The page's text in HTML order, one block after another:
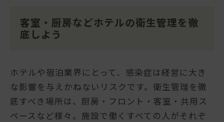
客室・厨房などホテルの衛生管理を徹
底しよう
ホテルや宿泊業界にとって、感染症は経営に大き
な影響を与えかねないリスクです。衛生管理を徹
底すべき場所は、厨房・フロント・客室・共用ス
ペースなど様々。施設で働くすべての人がそれぞ